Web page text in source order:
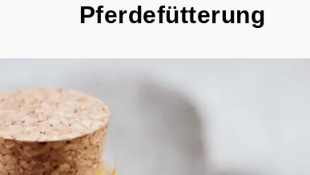
Pferdefütterung